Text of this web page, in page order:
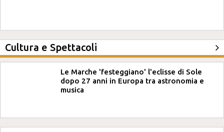
Cultura e Spettacoli
Le Marche 'festeggiano' l'eclisse di Sole
dopo 27 anni in Europa tra astronomia e
musica